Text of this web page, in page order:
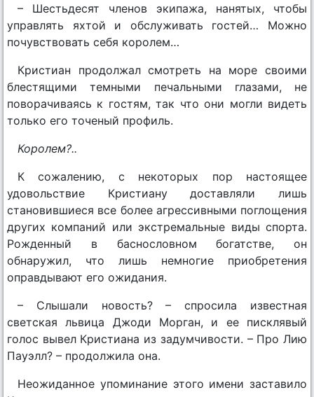
– Шестьдесят членов экипажа, нанятых, чтобы
управлять яхтой и обслуживать гостей… Можно
почувствовать себя королем…
Кристиан продолжал смотреть на море своими
блестящими темными печальными глазами, не
поворачиваясь к гостям, так что они могли видеть
только его точеный профиль.
Королем?..
К сожалению, с некоторых пор настоящее
удовольствие Кристиану доставляли лишь
становившиеся все более агрессивными поглощения
других компаний или экстремальные виды спорта.
Рожденный в баснословном богатстве, он
обнаружил, что лишь немногие приобретения
оправдывают его ожидания.
– Слышали новость? – спросила известная
светская львица Джоди Морган, и ее писклявый
голос вывел Кристиана из задумчивости. – Про Лию
Пауэлл? – продолжила она.
Неожиданное упоминание этого имени заставило